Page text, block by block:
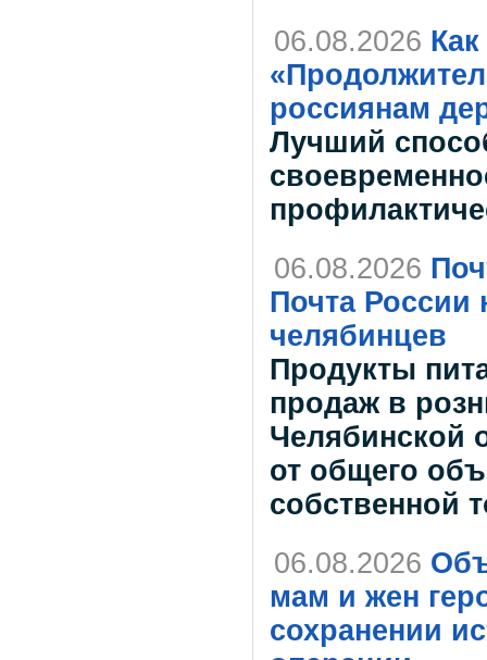
06.08.2026
россиянам
Лучший
06.08.2026
Почта России
челябинцев
Продукты
продаж в
Челябинской
от общего
собственной
06.08.2026
мам и жен
сохранении